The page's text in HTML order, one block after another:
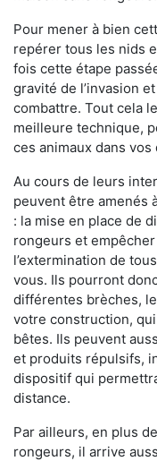
Pour mener à bien
repérer tous les nids
fois cette étape
gravité de l’invasion
combattre. Tout cela
meilleure technique,
ces animaux dans
Au cours de leurs
peuvent être amenés
: la mise en place de
rongeurs et
l’extermination de
vous. Ils pourront
différentes brèches,
votre construction,
bêtes. Ils peuvent
et produits répulsifs,
dispositif qui
distance.
Par ailleurs, en plus
rongeurs, il arrive